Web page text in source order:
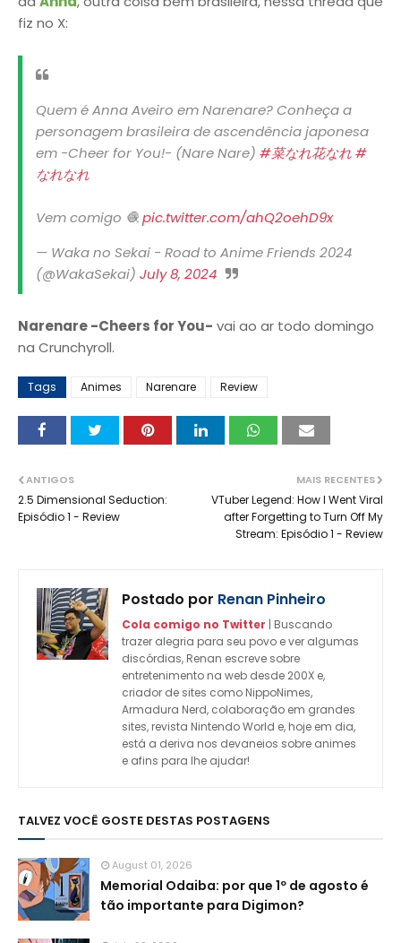
fiz no X:
Quem é Anna Aveiro em Narenare? Conheça a
personagem brasileira de ascendência japonesa
em -Cheer for You!- (Nare Nare) #菜なれ花なれ#
なれなれ
Vem comigo 🧶pic.twitter.com/ahQ2oehD9x
— Waka no Sekai - Road to Anime Friends 2024
(@WakaSekai) July 8, 2024
Narenare -Cheers for You- vai ao ar todo domingo
na Crunchyroll.
Tags Animes Narenare Review
MAIS RECENTES
VTuber Legend: How I Went Viral
after Forgetting to Turn Off My
Stream: Episódio 1 - Review
ANTIGOS
2.5 Dimensional Seduction:
Episódio 1 - Review
Postado por Renan Pinheiro
Cola comigo no Twitter | Buscando
trazer alegria para seu povo e ver algumas
discórdias, Renan escreve sobre
entretenimento na web desde 200X e,
criador de sites como NippoNimes,
Armadura Nerd, colaboração em grandes
sites, revista Nintendo World e, hoje em dia,
está a deriva nos devaneios sobre animes
e afins para lhe ajudar!
TALVEZ VOCÊ GOSTE DESTAS POSTAGENS
August 01, 2026
Memorial Odaiba: por que 1º de agosto é
tão importante para Digimon?